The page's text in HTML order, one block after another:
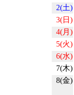
2(土)
3(日)
4(月)
5(火)
6(水)
7(木)
8(金)